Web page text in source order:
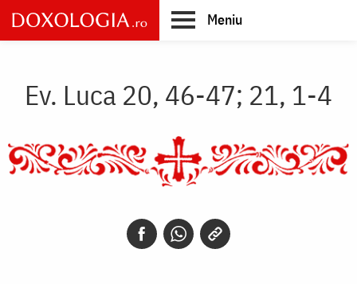
Skip
to
main
Meniu
Ev. Luca 20, 46-47; 21, 1-4